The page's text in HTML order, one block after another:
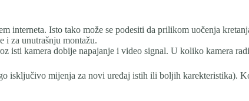
interneta. Isto tako može se podesiti da prilikom uočenja
i za unutrašnju montažu.
isti kamera dobije napajanje i video signal. U koliko kamera
isključivo mijenja za novi uređaj istih ili boljih karekteristika).